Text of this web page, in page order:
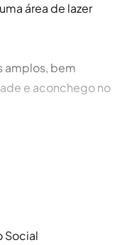
área de lazer
amplos, bem
e aconchego no
Social